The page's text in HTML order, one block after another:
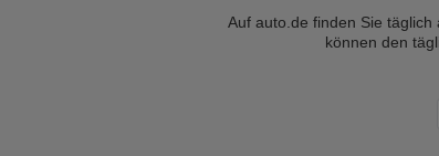
Auf auto.de finden Sie
können den